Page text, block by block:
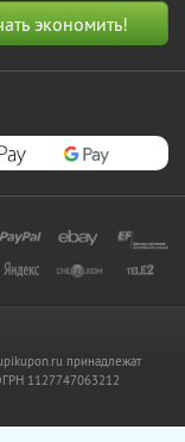
принадлежат
1127747063212